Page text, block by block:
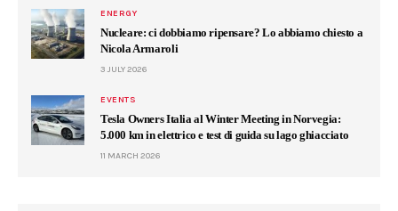
ENERGY
Nucleare: ci dobbiamo ripensare? Lo abbiamo chiesto a
Nicola Armaroli
3 JULY 2026
EVENTS
Tesla Owners Italia al Winter Meeting in Norvegia:
5.000 km in elettrico e test di guida su lago ghiacciato
11 MARCH 2026